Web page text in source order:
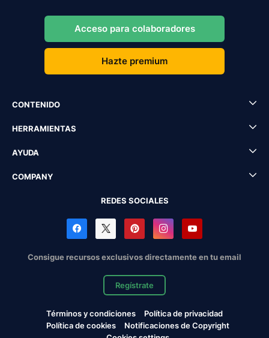
Acceso para colaboradores
Hazte premium
CONTENIDO
HERRAMIENTAS
AYUDA
COMPANY
REDES SOCIALES
Consigue recursos exclusivos directamente en tu email
Regístrate
Términos y condiciones
Política de privacidad
Política de cookies
Notificaciones de Copyright